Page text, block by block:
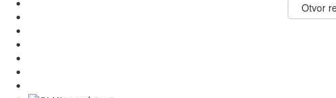
Otvor